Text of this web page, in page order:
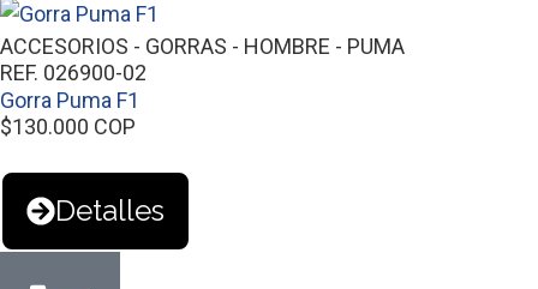
ACCESORIOS - GORRAS - HOMBRE - PUMA
REF. 026900-02
Gorra Puma F1
$130.000 COP
Detalles